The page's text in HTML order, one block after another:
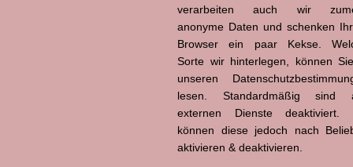
verarbeiten auch wir
anonyme Daten und schenken
Browser ein paar Kekse.
Sorte wir hinterlegen, können
unseren
lesen. Standardmäßig sind
externen Dienste deaktiviert.
können diese jedoch nach
aktivieren & deaktivieren.